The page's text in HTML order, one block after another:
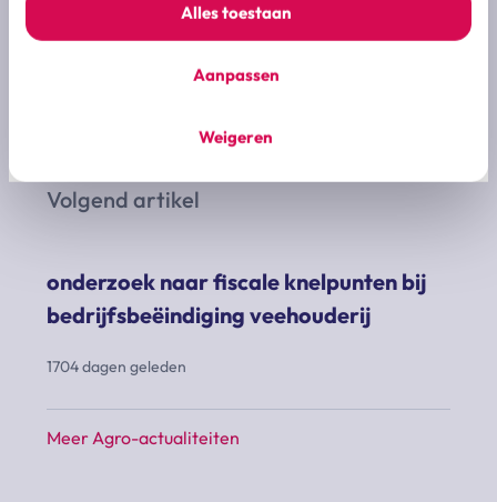
Alles toestaan
Aanpassen
Weigeren
Volgend artikel
onderzoek naar fiscale knelpunten bij
bedrijfsbeëindiging veehouderij
1704 dagen geleden
Meer Agro-actualiteiten